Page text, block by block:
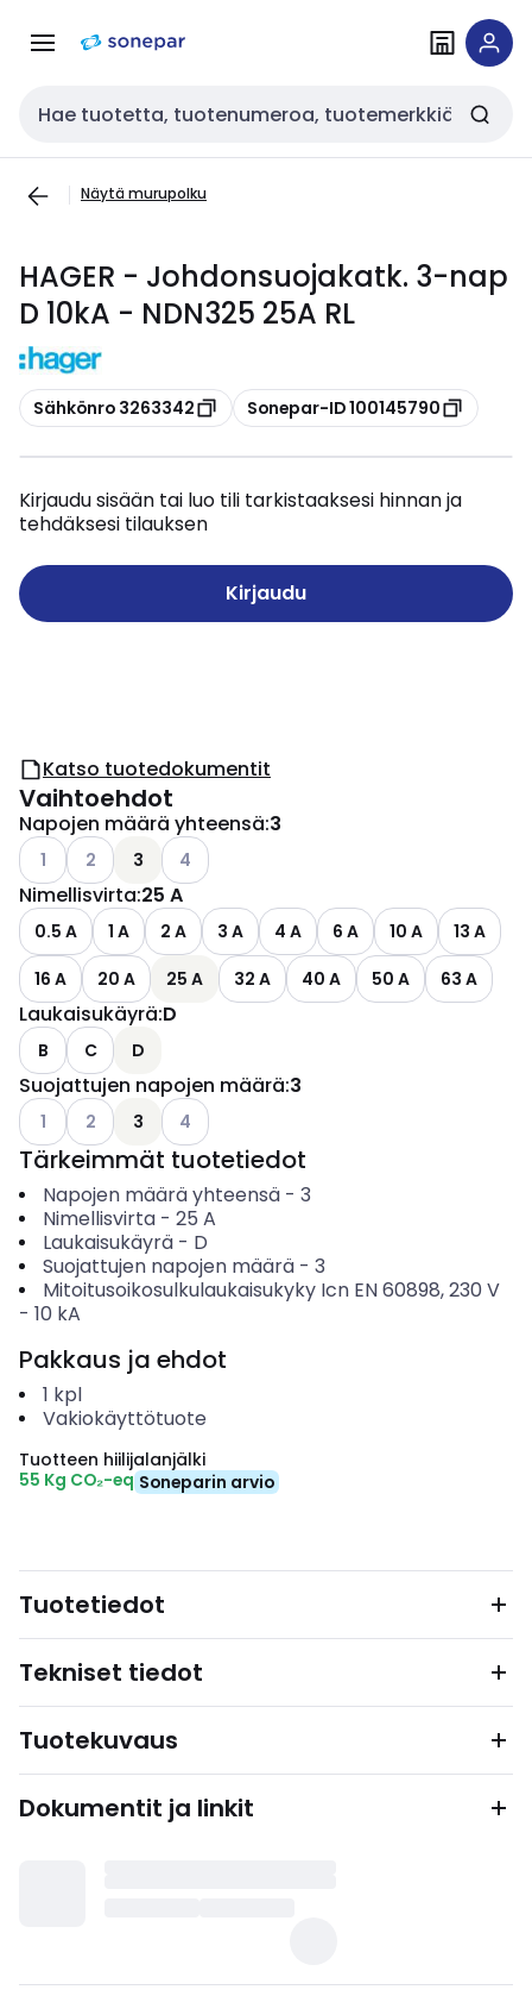
navigointiinsisältöön
Haku
Näytä murupolku
HAGER - Johdonsuojakatk. 3-nap
D 10kA - NDN325 25A RL
Kopioi
Sähkönro 3263342 Kopioi
Sonepar-ID 100145790
Kirjaudu sisään tai luo tili tarkistaaksesi hinnan ja
tehdäksesi tilauksen
Kirjaudu
Katso tuotedokumentit
Vaihtoehdot
Napojen määrä yhteensä:3
Katso käytettävissä olevat vaihtoehdot
1 Katso käytettävissä olevat vaihtoehdot
2 3 Katso käytettävissä olevat vaihtoehdot
4
Nimellisvirta:25 A
0.5 A 1 A 2 A 3 A 4 A 6 A 10 A
13 A
16 A
20 A 25 A 32 A 40 A 50 A 63 A
Laukaisukäyrä:D
B C D
Suojattujen napojen määrä:3
Katso käytettävissä olevat vaihtoehdot
1 Katso käytettävissä olevat vaihtoehdot
2 3 Katso käytettävissä olevat vaihtoehdot
4
Tärkeimmät tuotetiedot
Napojen määrä yhteensä- 3
Nimellisvirta- 25 A
Laukaisukäyrä- D
Suojattujen napojen määrä- 3
Mitoitusoikosulkulaukaisukyky Icn EN 60898, 230 V
- 10 kA
Pakkaus ja ehdot
1 kpl
Vakiokäyttötuote
Tuotteen hiilijalanjälki
55 Kg CO₂-eq Soneparin arvio
Tuotetiedot
Tekniset tiedot
Tuotekuvaus
Dokumentit ja linkit